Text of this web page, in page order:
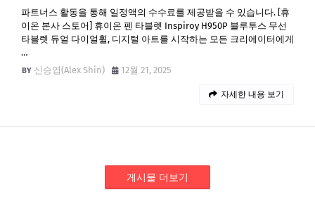
파트너스 활동을 통해 일정액의 수수료를 제공받을 수 있습니다. [휴
이온 본사 스토어] 휴이온 펜 타블렛 Inspiroy H950P 블루투스 무선
타블렛 듀얼 다이얼휠, 디지털 아트를 시작하는 모든 크리에이터에게
…
신승엽(Alex Shin)
12월 21, 2025
자세한 내용 보기
게시물 더보기